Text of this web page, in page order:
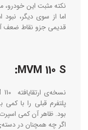
نکته مثبت این خودرو،
اما از سوی دیگر،
قدیمی جزو نقاط ضعف
MVM 110 S:
پلتفرم قبلی را با
بود. ظاهر آن کمی
اگر چه همچنان در